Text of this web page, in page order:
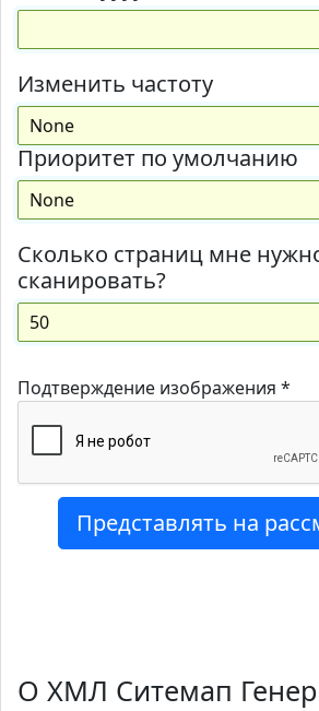
Изменить частоту
Приоритет по умолчанию
Сколько страниц мне
сканировать?
Подтверждение изображения *
О ХМЛ Ситемап